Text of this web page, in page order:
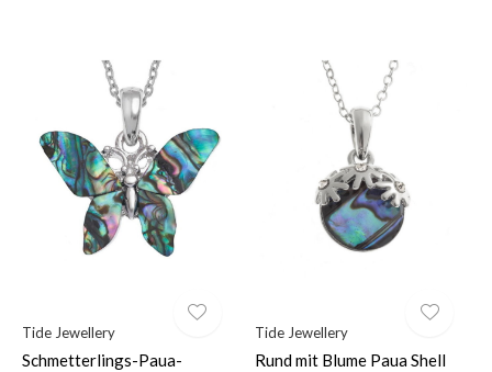
Tide Jewellery
Schmetterlings-Paua-
Tide Jewellery
Rund mit Blume Paua Shell